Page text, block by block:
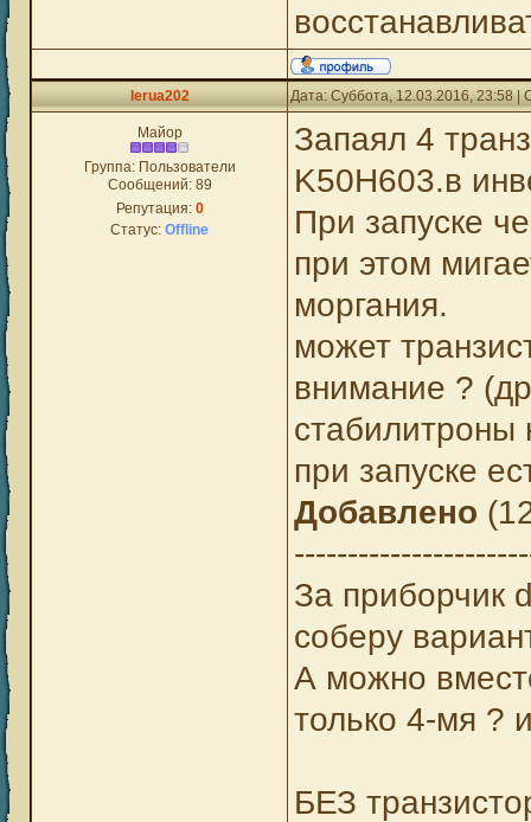
lerua202 Дата: Суббота, 12.03.2016, 23:58
Майор
Группа: Пользователи
Сообщений: 89
Репутация: 0
Статус: Offline
Запаял 4
K50H603.в
При запуске
при этом
моргания.
может
внимание ?
стабилитроны
при запуске
Добавлено
За приборчик
соберу
А можно
только 4-мя ?
БЕЗ